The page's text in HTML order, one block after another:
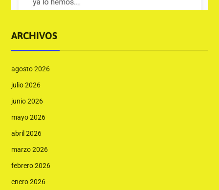
ARCHIVOS
agosto 2026
julio 2026
junio 2026
mayo 2026
abril 2026
marzo 2026
febrero 2026
enero 2026